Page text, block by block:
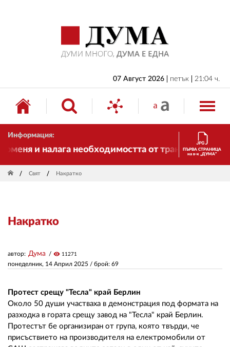
07 Август 2026 петък 21:04 ч.
Информация:
и налага необходимостта от
ПЪРВА СТРАНИЦА
на в-к „ДУМА“
Свят Накратко
Накратко
понеделник, 14 Април 2025 / брой: 69
автор: Дума visibility 11271
Протест срещу "Тесла" край Берлин
Около 50 души участваха в демонстрация под формата на
разходка в гората срещу завод на "Тесла" край Берлин.
Протестът бе организиран от група, която твърди, че
присъствието на производителя на електромобили от
БЪЛГАРИЯ
ИКОНОМИКА
ИЗБОРИ
СВЯТ
РЕДАКЦИЯ
КОНТАКТИ
РЕКЛАМА